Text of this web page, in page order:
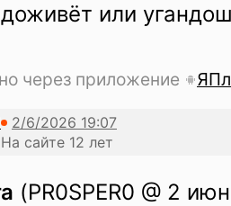
или
через приложение
сайте 12 лет
(PR0SPER0 @ 2